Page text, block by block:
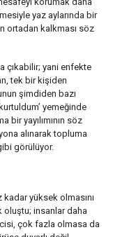
yaz aylarında bir
ortadan kalkması söz
çıkabilir; yani enfekte
tek bir kişiden
şimdiden bazı
yemeğinde
bir yayılımının söz
alınarak topluma
görülüyor.
kadar yüksek olmasını
oluştu; insanlar daha
çok fazla olmasa da